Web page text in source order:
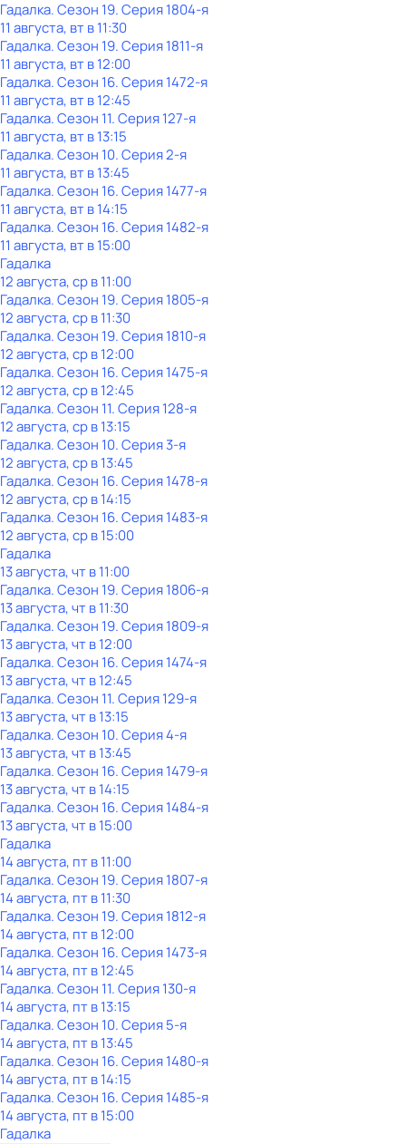
Гадaлкa. Сезон 19. Серия 1804-я
11 августа, вт в 11:30
Гадaлкa. Сезон 19. Серия 1811-я
11 августа, вт в 12:00
Гадaлкa. Сезон 16. Серия 1472-я
11 августа, вт в 12:45
Гадaлкa. Сезон 11. Серия 127-я
11 августа, вт в 13:15
Гадaлкa. Сезон 10. Серия 2-я
11 августа, вт в 13:45
Гадaлкa. Сезон 16. Серия 1477-я
11 августа, вт в 14:15
Гадaлкa. Сезон 16. Серия 1482-я
11 августа, вт в 15:00
Гадaлкa
12 августа, ср в 11:00
Гадaлкa. Сезон 19. Серия 1805-я
12 августа, ср в 11:30
Гадaлкa. Сезон 19. Серия 1810-я
12 августа, ср в 12:00
Гадaлкa. Сезон 16. Серия 1475-я
12 августа, ср в 12:45
Гадaлкa. Сезон 11. Серия 128-я
12 августа, ср в 13:15
Гадaлкa. Сезон 10. Серия 3-я
12 августа, ср в 13:45
Гадaлкa. Сезон 16. Серия 1478-я
12 августа, ср в 14:15
Гадaлкa. Сезон 16. Серия 1483-я
12 августа, ср в 15:00
Гадaлкa
13 августа, чт в 11:00
Гадaлкa. Сезон 19. Серия 1806-я
13 августа, чт в 11:30
Гадaлкa. Сезон 19. Серия 1809-я
13 августа, чт в 12:00
Гадaлкa. Сезон 16. Серия 1474-я
13 августа, чт в 12:45
Гадaлкa. Сезон 11. Серия 129-я
13 августа, чт в 13:15
Гадaлкa. Сезон 10. Серия 4-я
13 августа, чт в 13:45
Гадaлкa. Сезон 16. Серия 1479-я
13 августа, чт в 14:15
Гадaлкa. Сезон 16. Серия 1484-я
13 августа, чт в 15:00
Гадaлкa
14 августа, пт в 11:00
Гадaлкa. Сезон 19. Серия 1807-я
14 августа, пт в 11:30
Гадaлкa. Сезон 19. Серия 1812-я
14 августа, пт в 12:00
Гадaлкa. Сезон 16. Серия 1473-я
14 августа, пт в 12:45
Гадaлкa. Сезон 11. Серия 130-я
14 августа, пт в 13:15
Гадaлкa. Сезон 10. Серия 5-я
14 августа, пт в 13:45
Гадaлкa. Сезон 16. Серия 1480-я
14 августа, пт в 14:15
Гадaлкa. Сезон 16. Серия 1485-я
14 августа, пт в 15:00
Гадaлкa